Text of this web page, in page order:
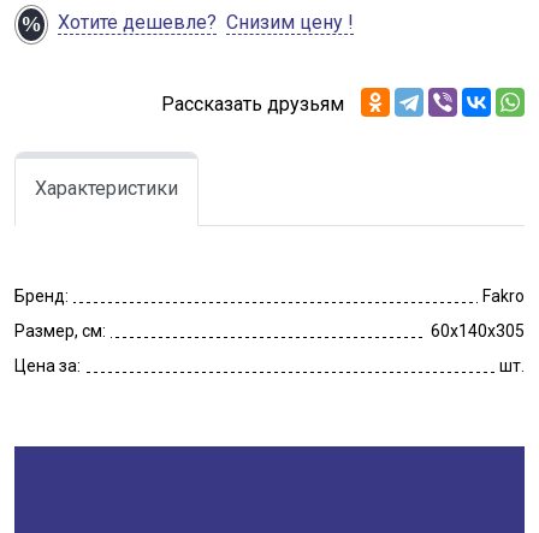
Хотите дешевле? Снизим цену !
Рассказать друзьям
Характеристики
Бренд:
Fakro
Размер, см:
60x140x305
Цена за:
шт.